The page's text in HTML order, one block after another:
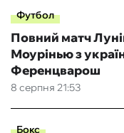
Футбол
8 серпня 21:53
Повний матч
Моурінью з
Ференцварош
Бокс